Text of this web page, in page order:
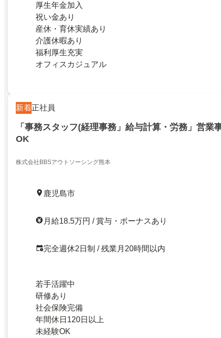
厚生年金加入
祝い金あり
産休・育休実績あり
介護休暇あり
福利厚生充実
オフィスカジュアル
新着正社員
「事務スタッフ(経理事務」給与計算・労務」営業
OK
株式会社BBSアウトソーシング熊本
鹿児島市
月給18.5万円 / 賞与・ボーナスあり
完全週休2日制 / 残業月20時間以内
若手活躍中
研修あり
社会保険完備
年間休日120日以上
未経験OK